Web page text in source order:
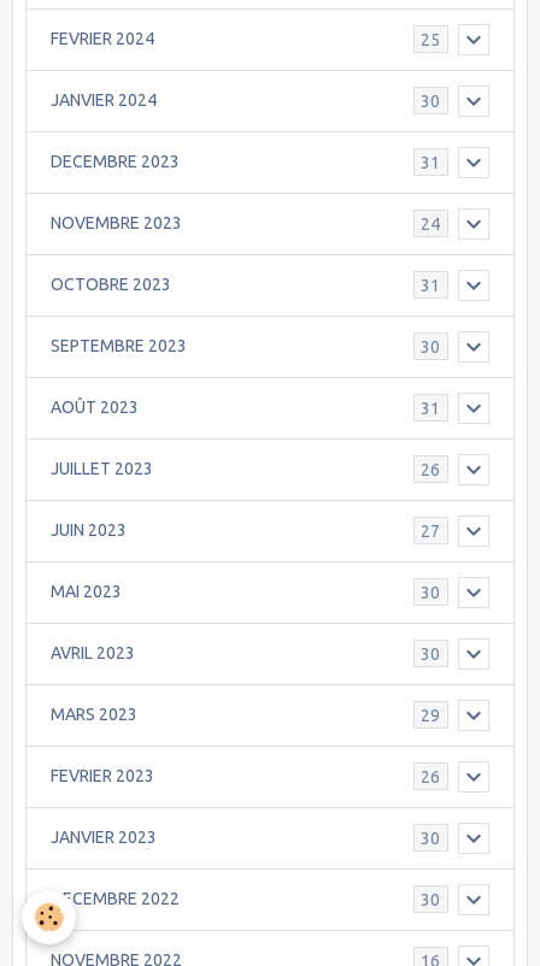
FEVRIER 2024 25
JANVIER 2024 30
DECEMBRE 2023 31
NOVEMBRE 2023 24
OCTOBRE 2023 31
SEPTEMBRE 2023 30
AOÛT 2023 31
JUILLET 2023 26
JUIN 2023 27
MAI 2023 30
AVRIL 2023 30
MARS 2023 29
FEVRIER 2023 26
JANVIER 2023 30
DECEMBRE 2022 30
NOVEMBRE 2022 16